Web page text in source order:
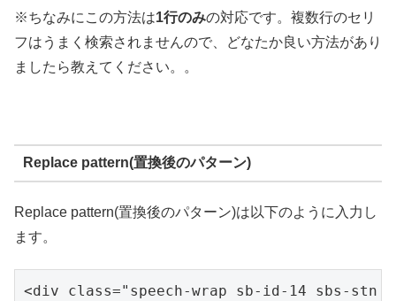
※ちなみにこの方法は1行のみの対応です。複数行のセリ
フはうまく検索されませんので、どなたか良い方法があり
ましたら教えてください。。
Replace pattern(置換後のパターン)
Replace pattern(置換後のパターン)は以下のように入力し
ます。
<div class="speech-wrap sb-id-14 sbs-stn